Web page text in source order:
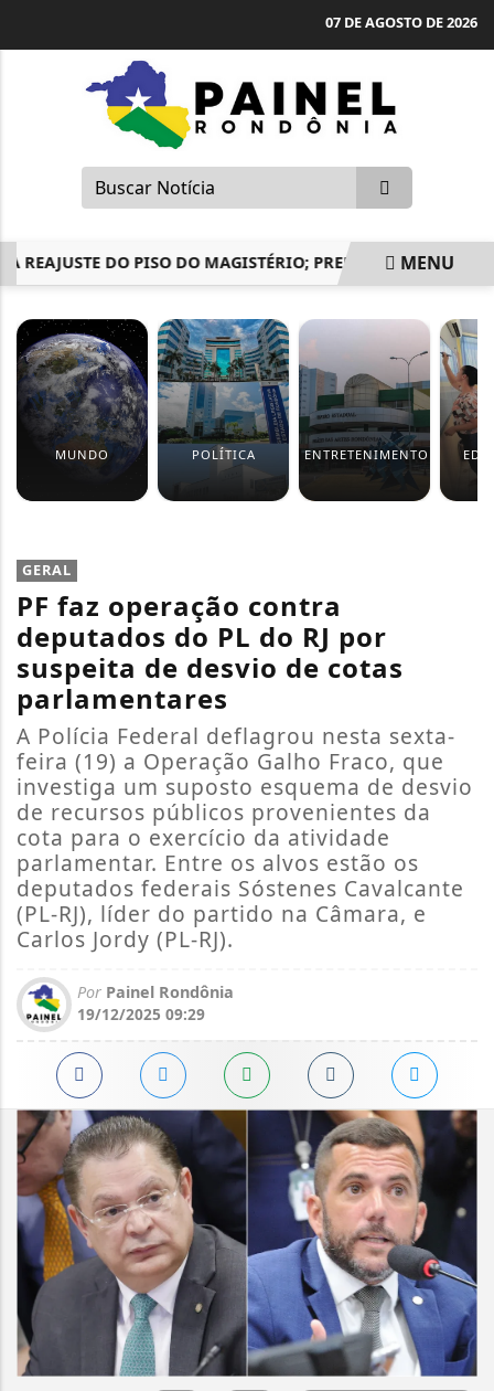
07 DE AGOSTO DE 2026
DO PISO DO MAGISTÉRIO; PREFEITOS CONTESTAM
MENU
MUNDO POLÍTICA ENTRETENIMENTO
GERAL
PF faz operação contra
deputados do PL do RJ por
suspeita de desvio de cotas
parlamentares
A Polícia Federal deflagrou nesta sexta-
feira (19) a Operação Galho Fraco, que
investiga um suposto esquema de desvio
de recursos públicos provenientes da
cota para o exercício da atividade
parlamentar. Entre os alvos estão os
deputados federais Sóstenes Cavalcante
(PL-RJ), líder do partido na Câmara, e
Carlos Jordy (PL-RJ).
Por Painel Rondônia
19/12/2025 09:29